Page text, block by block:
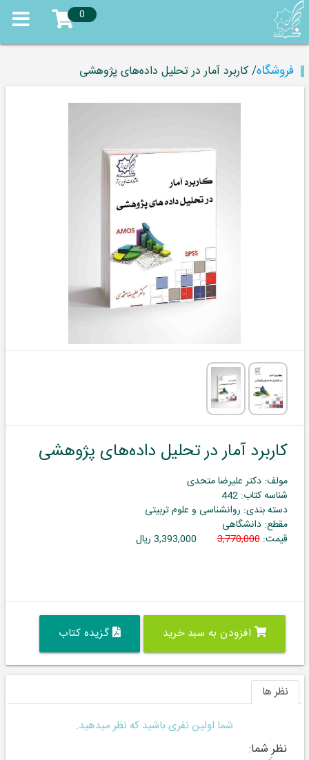
0
فروشگاه/ کاربرد آمار در تحلیل داده‌های پژوهشی
کاربرد آمار در تحلیل داده‌های پژوهشی
مولف: دکتر علیرضا متحدی
شناسه کتاب: 442
دسته بندی: روانشناسی و علوم تربیتی
مقطع: دانشگاهی
قیمت:3,770,000 3,393,000 ریال
افزودن به سبد خرید گزیده کتاب
نظر ها
شما اولین نفری باشید که نظر میدهید.
نظر شما: